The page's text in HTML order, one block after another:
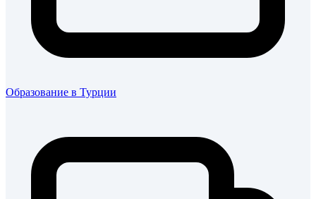
Образование в Турции